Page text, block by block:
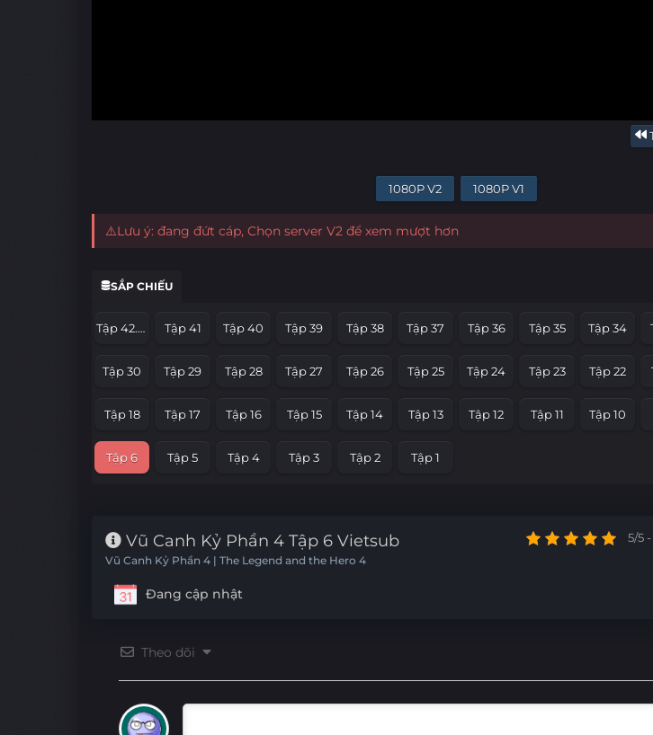
1080P V2 1080P V1
⚠️Lưu ý: đang đứt cáp, Chọn server V2 để xem mượt hơn
SẮP CHIẾU
Tập 42.End.Part Tập 41 Tập 40 Tập 39 Tập 38 Tập 37 Tập 36 Tập 35 Tập 34
Tập 30 Tập 29 Tập 28 Tập 27 Tập 26 Tập 25 Tập 24 Tập 23 Tập 22
Tập 18 Tập 17 Tập 16 Tập 15 Tập 14 Tập 13 Tập 12 Tập 11 Tập 10
Tập 6 Tập 5 Tập 4 Tập 3 Tập 2 Tập 1
Vũ Canh Kỷ Phần 4 Tập 6 Vietsub
Vũ Canh Kỷ Phần 4 | The Legend and the Hero 4
Đang cập nhật
5/5
Theo dõi